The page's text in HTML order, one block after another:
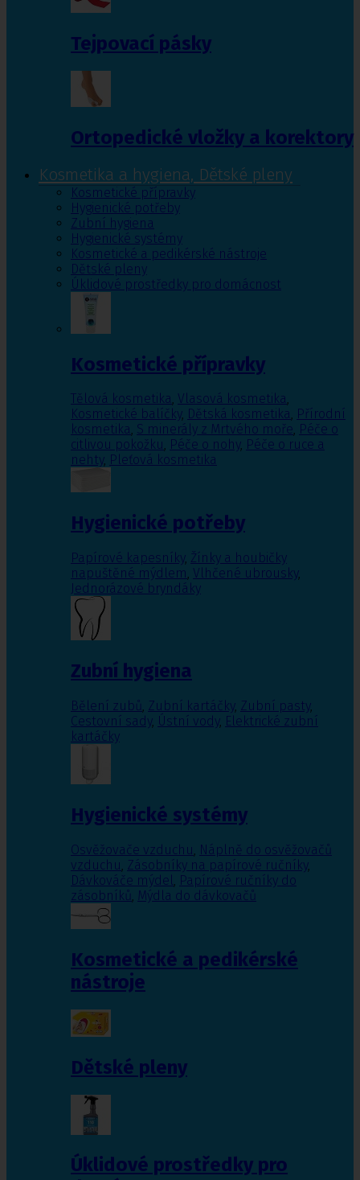
Tejpovací pásky
Ortopedické vložky a korektory
Kosmetika a hygiena, Dětské pleny
Kosmetické přípravky
Hygienické potřeby
Zubní hygiena
Hygienické systémy
Kosmetické a pedikérské nástroje
Dětské pleny
Úklidové prostředky pro domácnost
Kosmetické přípravky
Tělová kosmetika, Vlasová kosmetika,
Kosmetické balíčky, Dětská kosmetika, Přírodní
kosmetika, S minerály z Mrtvého moře, Péče o
citlivou pokožku, Péče o nohy, Péče o ruce a
nehty, Pleťová kosmetika
Hygienické potřeby
Papírové kapesníky, Žínky a houbičky
napuštěné mýdlem, Vlhčené ubrousky,
Jednorázové bryndáky
Zubní hygiena
Bělení zubů, Zubní kartáčky, Zubní pasty,
Cestovní sady, Ústní vody, Elektrické zubní
kartáčky
Hygienické systémy
Osvěžovače vzduchu, Náplně do osvěžovačů
vzduchu, Zásobníky na papírové ručníky,
Dávkováče mýdel, Papírové ručníky do
zásobníků, Mýdla do dávkovačů
Kosmetické a pedikérské
nástroje
Dětské pleny
Úklidové prostředky pro